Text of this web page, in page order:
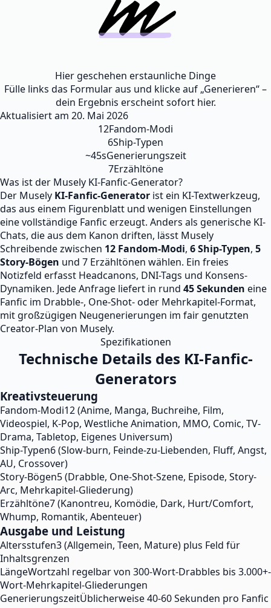
Hier geschehen erstaunliche Dinge
Fülle links das Formular aus und klicke auf „Generieren“ –
dein Ergebnis erscheint sofort hier.
Aktualisiert am 20. Mai 2026
12Fandom-Modi
6Ship-Typen
~45sGenerierungszeit
7Erzähltöne
Was ist der Musely KI-Fanfic-Generator?
Der Musely KI-Fanfic-Generator ist ein KI-Textwerkzeug,
das aus einem Figurenblatt und wenigen Einstellungen
eine vollständige Fanfic erzeugt. Anders als generische KI-
Chats, die aus dem Kanon driften, lässt Musely
Schreibende zwischen 12 Fandom-Modi, 6 Ship-Typen, 5
Story-Bögen und 7 Erzähltönen wählen. Ein freies
Notizfeld erfasst Headcanons, DNI-Tags und Konsens-
Dynamiken. Jede Anfrage liefert in rund 45 Sekunden eine
Fanfic im Drabble-, One-Shot- oder Mehrkapitel-Format,
mit großzügigen Neugenerierungen im fair genutzten
Creator-Plan von Musely.
Spezifikationen
Technische Details des KI-Fanfic-
Generators
Kreativsteuerung
Fandom-Modi12 (Anime, Manga, Buchreihe, Film,
Videospiel, K-Pop, Westliche Animation, MMO, Comic, TV-
Drama, Tabletop, Eigenes Universum)
Ship-Typen6 (Slow-burn, Feinde-zu-Liebenden, Fluff, Angst,
AU, Crossover)
Story-Bögen5 (Drabble, One-Shot-Szene, Episode, Story-
Arc, Mehrkapitel-Gliederung)
Erzähltöne7 (Kanontreu, Komödie, Dark, Hurt/Comfort,
Whump, Romantik, Abenteuer)
Ausgabe und Leistung
Altersstufen3 (Allgemein, Teen, Mature) plus Feld für
Inhaltsgrenzen
LängeWortzahl regelbar von 300-Wort-Drabbles bis 3.000+-
Wort-Mehrkapitel-Gliederungen
GenerierungszeitÜblicherweise 40-60 Sekunden pro Fanfic